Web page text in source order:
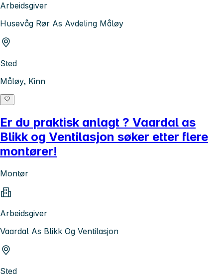
Arbeidsgiver
Husevåg Rør As Avdeling Måløy
Sted
Måløy, Kinn
Er du praktisk anlagt ? Vaardal as
Blikk og Ventilasjon søker etter flere
montører!
Montør
Arbeidsgiver
Vaardal As Blikk Og Ventilasjon
Sted